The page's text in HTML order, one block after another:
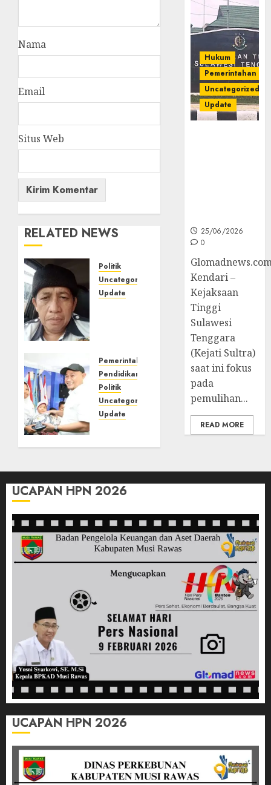
Nama
Email
Situs Web
RELATED NEWS
Politik
Uncategorized
Update
yang
Kehilangan
Marwah?
20/04/2026
Pemerintahan
Pendidikan
Politik
Uncategorized
Update
Seragam
Sekolah
Gratis,
Kota
Lubuk
Linggau
Realisasi
Program
12/12/2025
0
Hukum
Pemerintahan
Uncategorized
Update
25/06/2026
0
Kendari –
Kejaksaan
Tinggi
Sulawesi
Tenggara
(Kejati Sultra)
saat ini fokus
pada
pemulihan...
READ MORE
UCAPAN HPN 2026
UCAPAN HPN 2026